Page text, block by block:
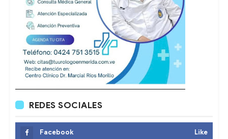
REDES SOCIALES
Facebook Like